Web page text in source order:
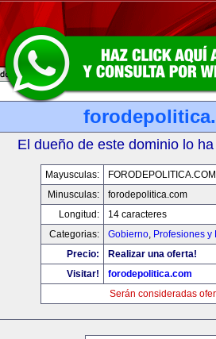
El dueño de este dominio lo
Mayusculas:
FORODEPOLITICA.COM
Minusculas:
forodepolitica.com
Longitud:
14 caracteres
Categorias:
Gobierno, Profesiones y
Precio:
Realizar una oferta!
Visitar!
forodepolitica.com
Serán consideradas